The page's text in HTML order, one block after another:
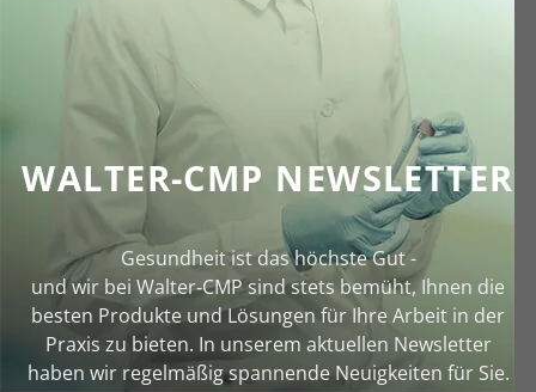
WALTER-CMP NEWSLETTER
Gesundheit ist das höchste Gut -
und wir bei Walter‑CMP sind stets bemüht, Ihnen die
besten Produkte und Lösungen für Ihre Arbeit in der
Praxis zu bieten. In unserem aktuellen Newsletter
haben wir regelmäßig spannende Neuigkeiten für Sie.